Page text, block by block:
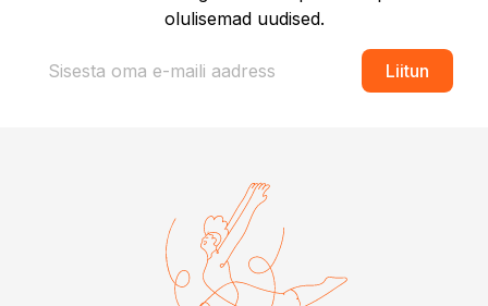
olulisemad uudised.
Liitun